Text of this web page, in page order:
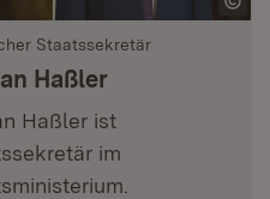
Staatssekretär
Haßler
Haßler ist
im